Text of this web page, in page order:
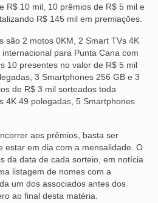
PRETO
R$ 10 mil, 10 prêmios de R$ 5 mil e
R$ 145 mil em premiações.
são 2 motos 0KM, 2 Smart TVs 4K
para Punta Cana com
10 presentes no valor de R$ 5 mil
3 Smartphones 256 GB e 3
de R$ 3 mil sorteados toda
4K 49 polegadas, 5 Smartphones
aos prêmios, basta ser
estar em dia com a mensalidade. O
da data de cada sorteio, em notícia
listagem de nomes com a
um dos associados antes dos
ao final desta matéria.